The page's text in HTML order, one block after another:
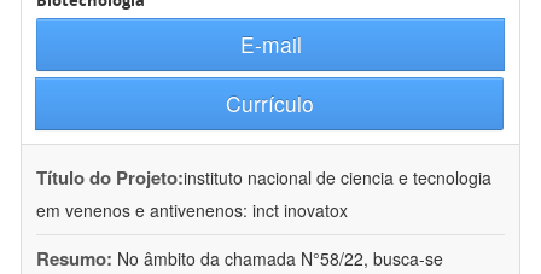
E-mail
Currículo
Título do Projeto:instituto nacional de ciencia e tecnologia
em venenos e antivenenos: inct inovatox
Resumo: No âmbito da chamada N°58/22, busca-se